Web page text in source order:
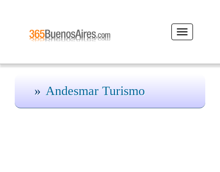
Desplegar
navegación
Andesmar Turismo